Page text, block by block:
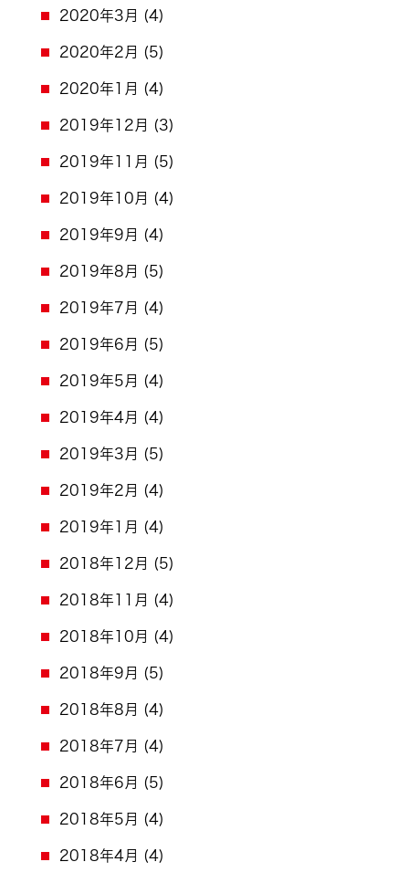
2020年3月 (4)
2020年2月 (5)
2020年1月 (4)
2019年12月 (3)
2019年11月 (5)
2019年10月 (4)
2019年9月 (4)
2019年8月 (5)
2019年7月 (4)
2019年6月 (5)
2019年5月 (4)
2019年4月 (4)
2019年3月 (5)
2019年2月 (4)
2019年1月 (4)
2018年12月 (5)
2018年11月 (4)
2018年10月 (4)
2018年9月 (5)
2018年8月 (4)
2018年7月 (4)
2018年6月 (5)
2018年5月 (4)
2018年4月 (4)